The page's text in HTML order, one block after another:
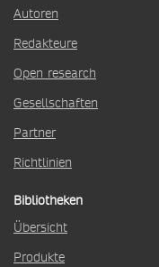
Autoren
Redakteure
Open research
Gesellschaften
Partner
Richtlinien
Bibliotheken
Übersicht
Produkte